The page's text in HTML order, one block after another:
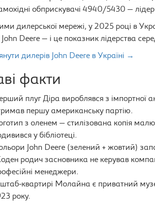
обприскувачі 4940/5430 —
дилерської мережі, у 2025 році в
John Deere — і це показник лідерства
дилерів John Deere в Україні →
факти
плуг Дiра вироблявся з імпортної
першу американську партію.
з оленем — стилізована копія
у бібліотеці.
John Deere (зелений + жовтий)
родич засновника не керував
менеджери.
квартирі Молайна є приватний
року.